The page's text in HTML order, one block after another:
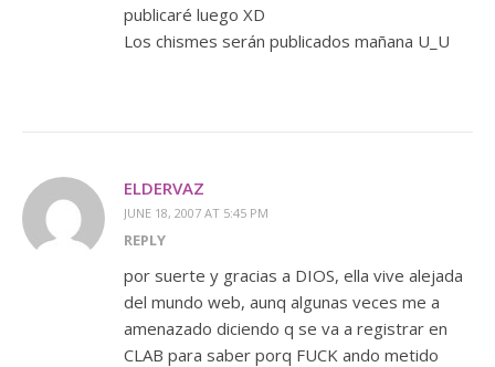
publicaré luego XD
Los chismes serán publicados mañana U_U
ELDERVAZ
JUNE 18, 2007 AT 5:45 PM
REPLY
por suerte y gracias a DIOS, ella vive alejada
del mundo web, aunq algunas veces me a
amenazado diciendo q se va a registrar en
CLAB para saber porq FUCK ando metido